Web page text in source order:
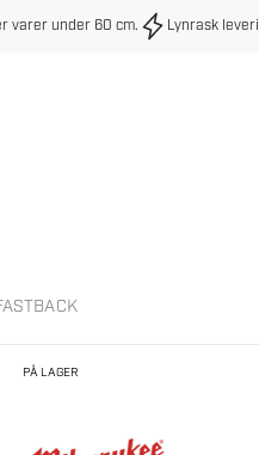
varer under 60 cm. Lynrask
PÅ LAGER